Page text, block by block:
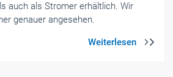
auch als Stromer erhältlich. Wir
genauer angesehen.